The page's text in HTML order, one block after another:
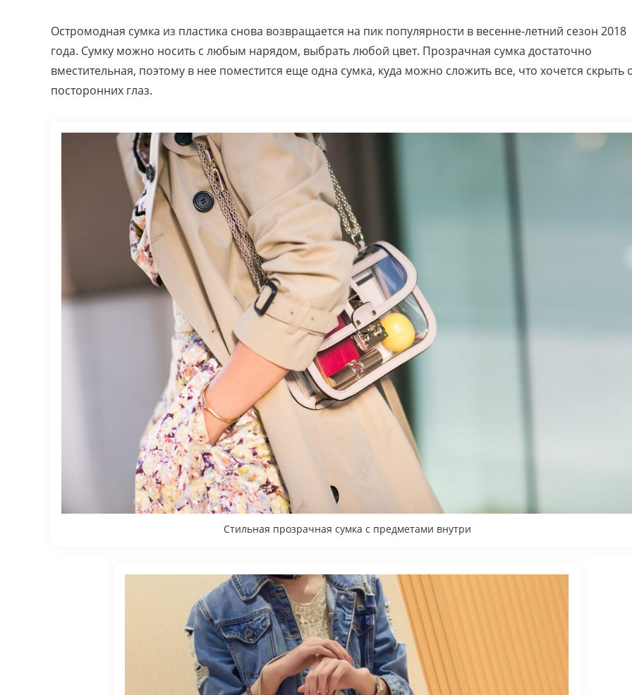
Остромодная сумка из пластика снова возвращается на пик популярности в весенне-летний сезон 2018
года. Сумку можно носить с любым нарядом, выбрать любой цвет. Прозрачная сумка достаточно
вместительная, поэтому в нее поместится еще одна сумка, куда можно сложить все, что хочется скрыть
посторонних глаз.
Стильная прозрачная сумка с предметами внутри